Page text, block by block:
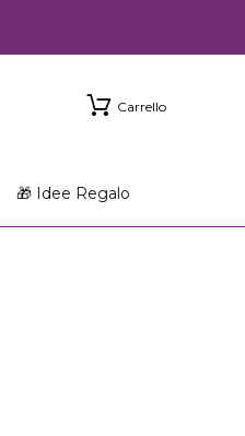
Carrello
🎁 Idee Regalo